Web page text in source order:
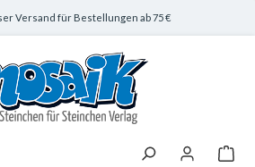
Versand für Bestellungen ab 75 €